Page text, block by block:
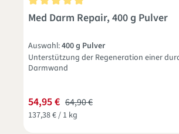
Durchschnittliche Bewertung von 5
Med Darm Repair, 400 g Pulver
Auswahl:400 g Pulver
Unterstützung der Regeneration einer
Darmwand
137,38 € / 1 kg
54,95 € 64,90 €